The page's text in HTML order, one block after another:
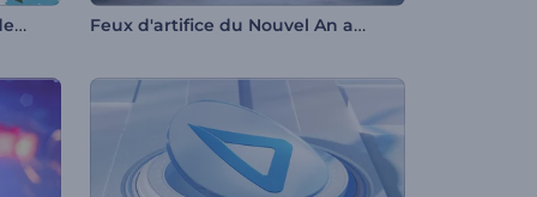
Promo du monde magique de Noël Feux d'artifice du Nouvel An avec Rendy